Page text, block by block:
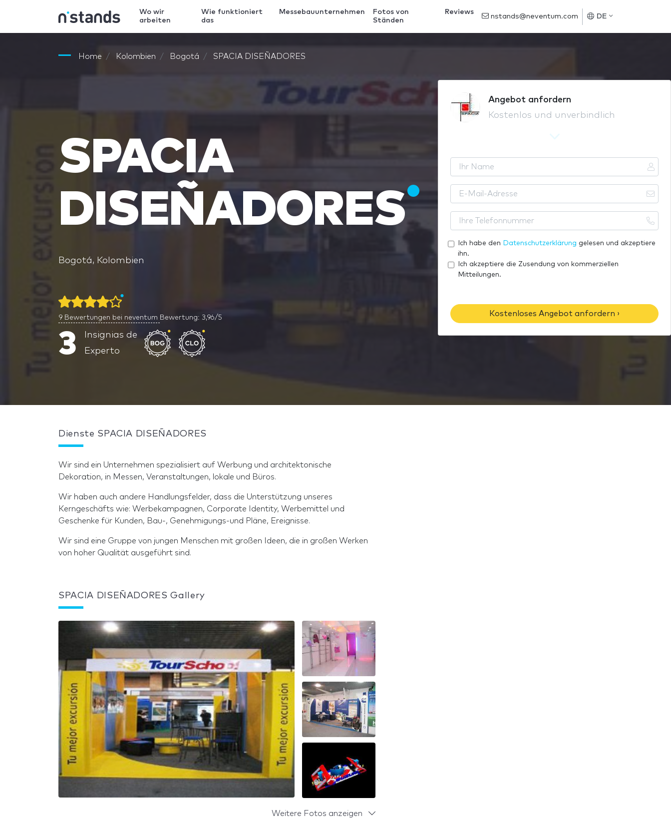
Wo wir
arbeiten
Wie funktioniert
das
Messebauunternehmen
Fotos von
Ständen
Reviews
nstands@neventum.com DE
Home Kolombien Bogotá SPACIA DISEÑADORES
SPACIA
DISEÑADORES
Bogotá, Kolombien
9 Bewertungen bei neventum Bewertung: 3,96/5
3
Insignias de
Experto
Angebot anfordern
Kostenlos und unverbindlich
h
r
a
-
M
l
-
e
s
s
h
r
T
f
n
Ich habe den Datenschutzerklärung gelesen und akzeptiere
ihn.
Ich akzeptiere die Zusendung von kommerziellen
Mitteilungen.
Kostenloses Angebot anfordern ›
Dienste SPACIA DISEÑADORES
Wir sind ein Unternehmen spezialisiert auf Werbung und architektonische
Dekoration, in Messen, Veranstaltungen, lokale und Büros.
Wir haben auch andere Handlungsfelder, dass die Unterstützung unseres
Kerngeschäfts wie: Werbekampagnen, Corporate Identity, Werbemittel und
Geschenke für Kunden, Bau-, Genehmigungs-und Pläne, Ereignisse.
Wir sind eine Gruppe von jungen Menschen mit großen Ideen, die in großen Werken
von hoher Qualität ausgeführt sind.
SPACIA DISEÑADORES Gallery
Weitere Fotos anzeigen